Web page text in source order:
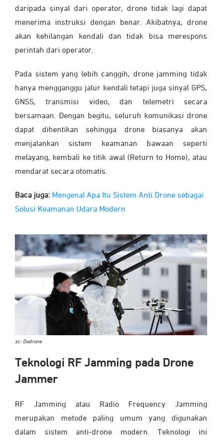
daripada sinyal dari operator, drone tidak lagi dapat
menerima instruksi dengan benar. Akibatnya, drone
akan kehilangan kendali dan tidak bisa merespons
perintah dari operator.
Pada sistem yang lebih canggih, drone jamming tidak
hanya mengganggu jalur kendali tetapi juga sinyal GPS,
GNSS, transmisi video, dan telemetri secara
bersamaan. Dengan begitu, seluruh komunikasi drone
dapat dihentikan sehingga drone biasanya akan
menjalankan sistem keamanan bawaan seperti
melayang, kembali ke titik awal (Return to Home), atau
mendarat secara otomatis.
Baca juga: Mengenal Apa Itu Sistem Anti Drone sebagai
Solusi Keamanan Udara Modern
sc: Dedrone
Teknologi RF Jamming pada Drone
Jammer
RF Jamming atau Radio Frequency Jamming
merupakan metode paling umum yang digunakan
dalam sistem anti-drone modern. Teknologi ini